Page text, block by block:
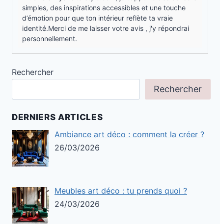
simples, des inspirations accessibles et une touche
d’émotion pour que ton intérieur reflète ta vraie
identité.Merci de me laisser votre avis , j'y répondrai
personnellement.
Rechercher
Rechercher
DERNIERS ARTICLES
Ambiance art déco : comment la créer ?
26/03/2026
Meubles art déco : tu prends quoi ?
24/03/2026